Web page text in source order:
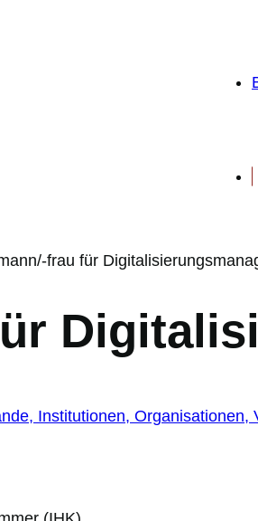
frau für
Institutionen, Organisationen,